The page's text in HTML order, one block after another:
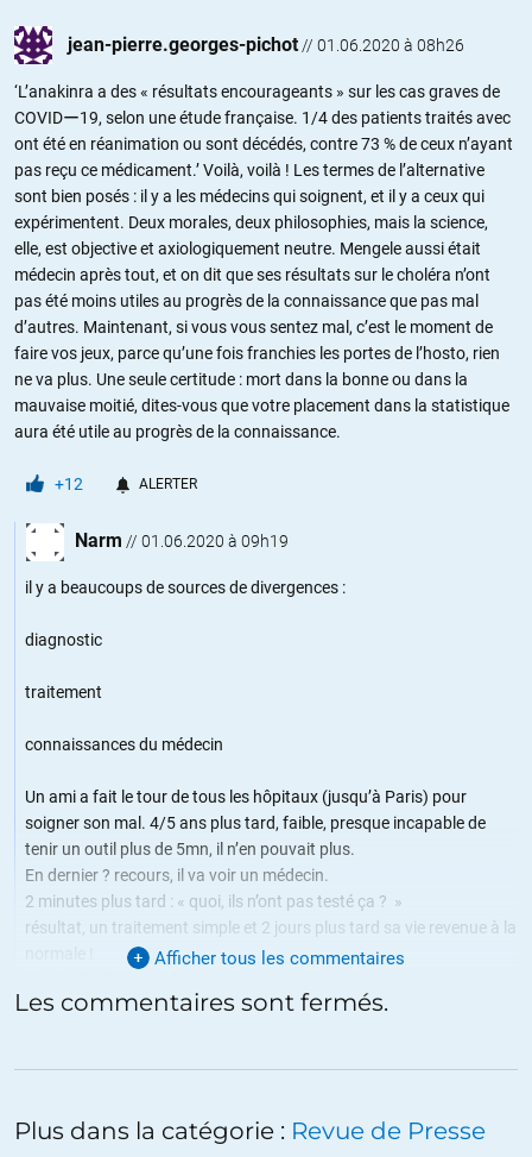
jean-pierre.georges-pichot // 01.06.2020 à 08h26
‘L’anakinra a des « résultats encourageants » sur les cas graves de
COVIDー19, selon une étude française. 1/4 des patients traités avec
ont été en réanimation ou sont décédés, contre 73 % de ceux n’ayant
pas reçu ce médicament.’ Voilà, voilà ! Les termes de l’alternative
sont bien posés : il y a les médecins qui soignent, et il y a ceux qui
expérimentent. Deux morales, deux philosophies, mais la science,
elle, est objective et axiologiquement neutre. Mengele aussi était
médecin après tout, et on dit que ses résultats sur le choléra n’ont
pas été moins utiles au progrès de la connaissance que pas mal
d’autres. Maintenant, si vous vous sentez mal, c’est le moment de
faire vos jeux, parce qu’une fois franchies les portes de l’hosto, rien
ne va plus. Une seule certitude : mort dans la bonne ou dans la
mauvaise moitié, dites-vous que votre placement dans la statistique
aura été utile au progrès de la connaissance.
+12 ALERTER
Narm // 01.06.2020 à 09h19
il y a beaucoups de sources de divergences :
diagnostic
traitement
connaissances du médecin
Un ami a fait le tour de tous les hôpitaux (jusqu’à Paris) pour
soigner son mal. 4/5 ans plus tard, faible, presque incapable de
tenir un outil plus de 5mn, il n’en pouvait plus.
En dernier ? recours, il va voir un médecin.
2 minutes plus tard : « quoi, ils n’ont pas testé ça ? »
résultat, un traitement simple et 2 jours plus tard sa vie revenue à la
chaque cas est un cas unique, il y en a qui l’oublie.
Afficher tous les commentaires
Les commentaires sont fermés.
Plus dans la catégorie : Revue de Presse